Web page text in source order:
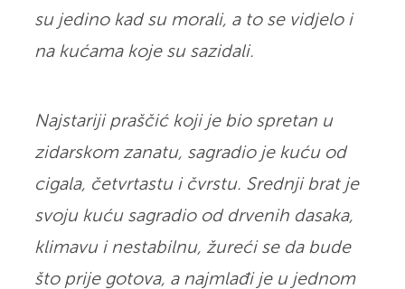
su jedino kad su morali, a to se vidjelo i
na kućama koje su sazidali.
Najstariji praščić koji je bio spretan u
zidarskom zanatu, sagradio je kuću od
cigala, četvrtastu i čvrstu. Srednji brat je
svoju kuću sagradio od drvenih dasaka,
klimavu i nestabilnu, žureći se da bude
što prije gotova, a najmlađi je u jednom